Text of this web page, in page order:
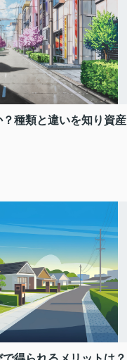
種類と違いを知り資産